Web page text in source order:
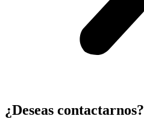
¿Deseas contactarnos?